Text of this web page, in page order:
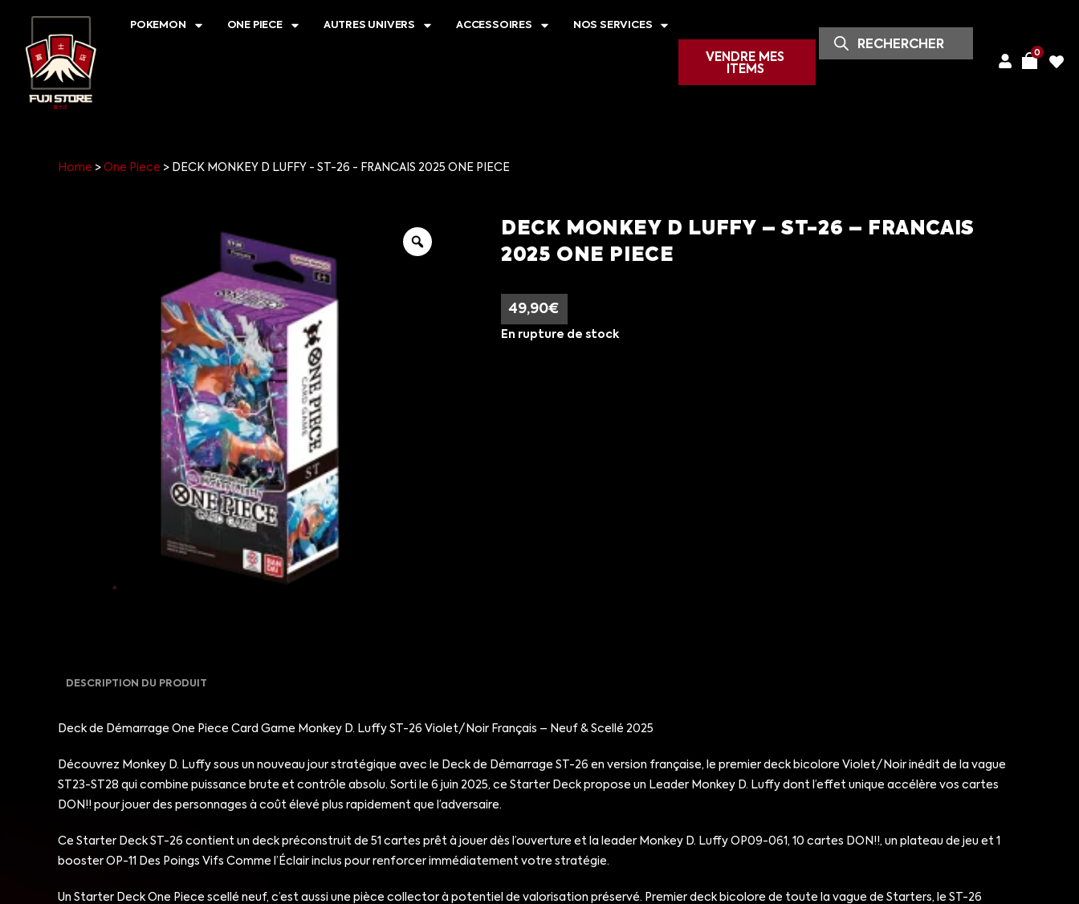
POKEMON ONE PIECE AUTRES UNIVERS ACCESSOIRES NOS SERVICES
VENDRE MES
ITEMS
0
Home > One Piece > DECK MONKEY D LUFFY - ST-26 - FRANCAIS 2025 ONE PIECE
DECK MONKEY D LUFFY – ST-26 – FRANCAIS
2025 ONE PIECE
49,90€
En rupture de stock
DESCRIPTION DU PRODUIT
Deck de Démarrage One Piece Card Game Monkey D. Luffy ST-26 Violet/Noir Français – Neuf & Scellé 2025
Découvrez Monkey D. Luffy sous un nouveau jour stratégique avec le Deck de Démarrage ST-26 en version française, le premier deck bicolore Violet/Noir inédit de la vague
ST23-ST28 qui combine puissance brute et contrôle absolu. Sorti le 6 juin 2025, ce Starter Deck propose un Leader Monkey D. Luffy dont l’effet unique accélère vos cartes
DON!! pour jouer des personnages à coût élevé plus rapidement que l’adversaire.
Ce Starter Deck ST-26 contient un deck préconstruit de 51 cartes prêt à jouer dès l’ouverture et la leader Monkey D. Luffy OP09-061, 10 cartes DON!!, un plateau de jeu et 1
booster OP-11 Des Poings Vifs Comme l’Éclair inclus pour renforcer immédiatement votre stratégie.
Un Starter Deck One Piece scellé neuf, c’est aussi une pièce collector à potentiel de valorisation préservé. Premier deck bicolore de toute la vague de Starters, le ST-26